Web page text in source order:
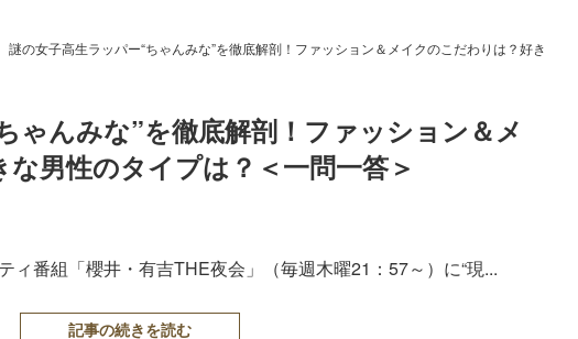
謎の女子高生ラッパー“ちゃんみな”を徹底解剖！ファッション＆メイクのこだわりは？好き
ゃんみな”を徹底解剖！ファッション＆メ
男性のタイプは？＜一問一答＞
ィ番組「櫻井・有吉THE夜会」（毎週木曜21：57～）に“現...
記事の続きを読む